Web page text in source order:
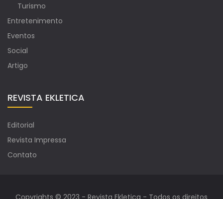
Turismo
Entretenimento
Eventos
Social
Artigo
REVISTA EKLETICA
Editorial
Revista Impressa
Contato